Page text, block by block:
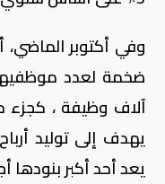
وفي أكتوبر
آلاف وظيفة ، كجزء
يهدف إلى توليد
يعد أحد أكبر بنودها